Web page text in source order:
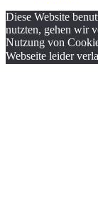
Diese Website
nutzten, gehen wir
Nutzung von
Webseite leider